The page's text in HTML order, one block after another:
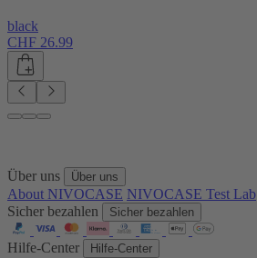
black
CHF 26.99
Über uns Über uns
About NIVOCASE NIVOCASE Test Lab
Sicher bezahlen
Sicher bezahlen
Hilfe-Center Hilfe-Center